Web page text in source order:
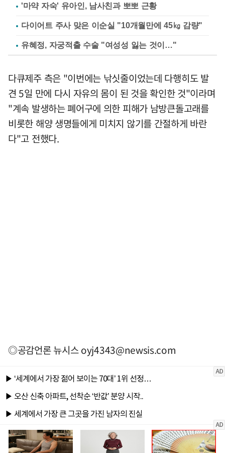
'마약 자숙' 유아인, 남사친과 뽀뽀 근황
다이어트 주사 맞은 이순실 "10개월만에 45㎏ 감량"
유혜정, 자궁적출 수술 "여성성 잃는 것이…"
다큐제주 측은 "이번에는 낚싯줄이었는데 다행히도 발
견 5일 만에 다시 자유의 몸이 된 것을 확인한 것"이라며
"계속 발생하는 폐어구에 의한 피해가 남방큰돌고래를
비롯한 해양 생명들에게 미치지 않기를 간절하게 바란
다"고 전했다.
◎공감언론 뉴시스oyj4343@newsis.com